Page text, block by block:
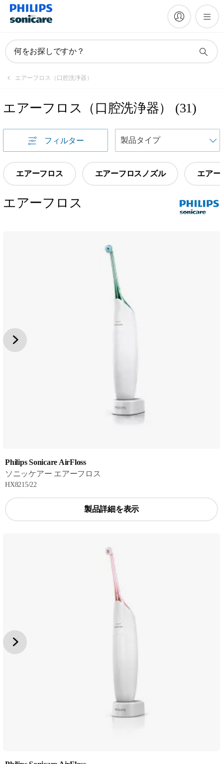
何をお探しですか？
エアーフロス（口腔洗浄器）
エアーフロス（口腔洗浄器） (31)
フィルター
エアーフロス エアーフロスノズル エアー
エアーフロス
Philips Sonicare AirFloss
ソニッケアー エアーフロス
HX8215/22
製品詳細を表示